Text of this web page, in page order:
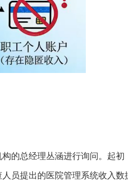
的总经理丛涵进行询问。起初
员提出的医院管理系统收入数